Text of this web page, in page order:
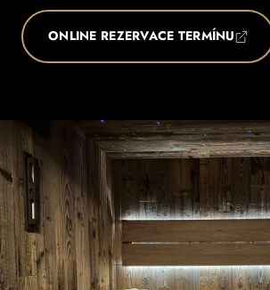
ONLINE REZERVACE TERMÍNU